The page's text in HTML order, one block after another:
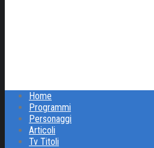
Home
Programmi
Personaggi
Articoli
Tv Titoli